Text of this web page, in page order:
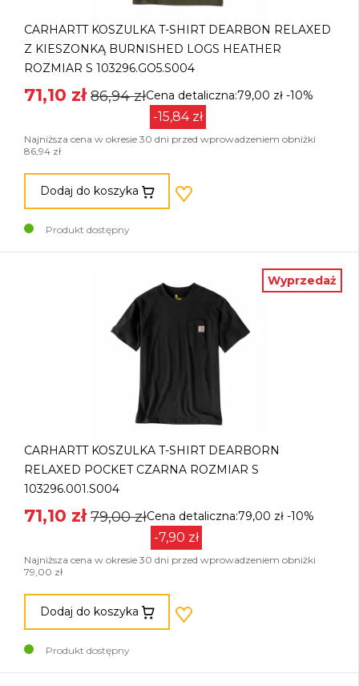
CARHARTT KOSZULKA T-SHIRT DEARBON RELAXED
Z KIESZONKĄ BURNISHED LOGS HEATHER
ROZMIAR S 103296.GO5.S004
Cena detaliczna:79,00 zł -10%
71,10 zł 86,94 zł
-15,84 zł
Najniższa cena w okresie 30 dni przed wprowadzeniem obniżki
86,94 zł
Dodaj do koszyka
Produkt dostępny
Wyprzedaż
CARHARTT KOSZULKA T-SHIRT DEARBORN
RELAXED POCKET CZARNA ROZMIAR S
103296.001.S004
Cena detaliczna:79,00 zł -10%
71,10 zł 79,00 zł
-7,90 zł
Najniższa cena w okresie 30 dni przed wprowadzeniem obniżki
79,00 zł
Dodaj do koszyka
Produkt dostępny